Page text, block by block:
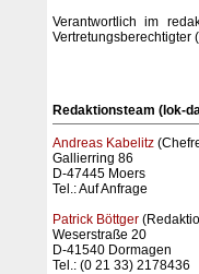
Verantwortlich im
Vertretungsberechtigter
Redaktionsteam (lok-
Andreas Kabelitz
Gallierring 86
D-47445 Moers
Tel.: Auf Anfrage
Patrick Böttger
Weserstraße 20
D-41540 Dormagen
Tel.: (0 21 33) 2178436